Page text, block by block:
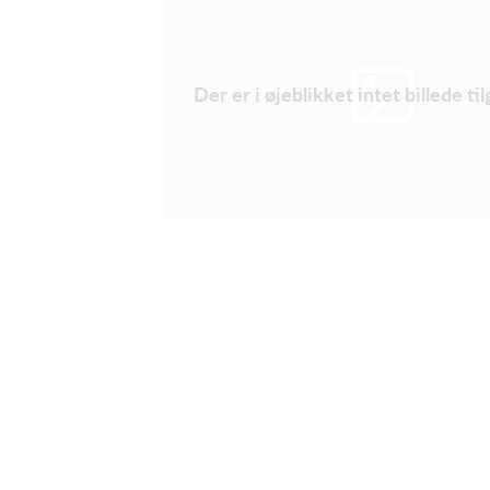
Der er i øjeblikket intet billede